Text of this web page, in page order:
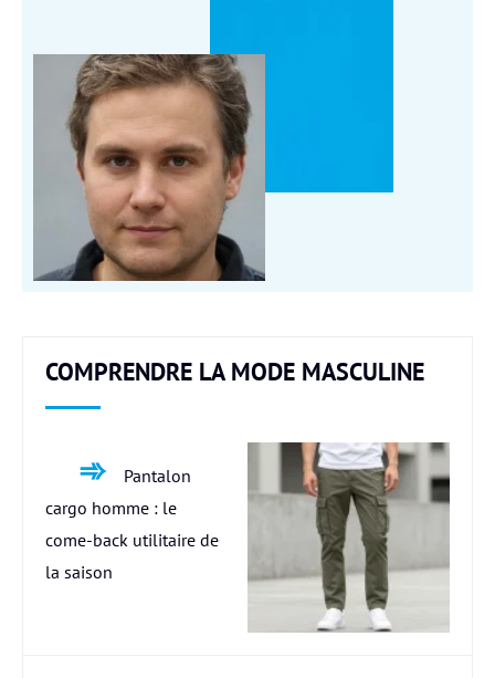
COMPRENDRE LA MODE MASCULINE
Pantalon
cargo homme : le
come-back utilitaire de
la saison